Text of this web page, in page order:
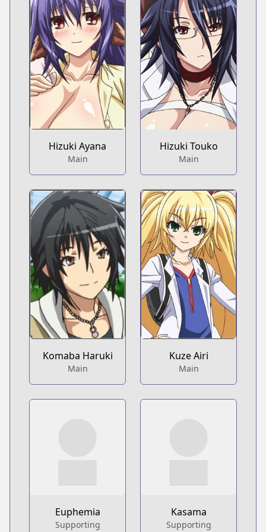
Hizuki Ayana
Main
Hizuki Touko
Main
Komaba Haruki
Main
Kuze Airi
Main
Euphemia
Supporting
Kasama
Supporting